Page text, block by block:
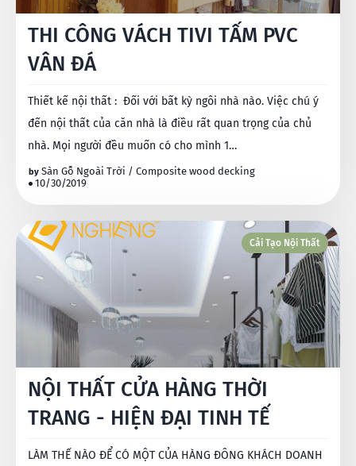
THI CÔNG VÁCH TIVI TẤM PVC
VÂN ĐÁ
Thiết kế nội thất : Đối với bất kỳ ngôi nhà nào. Việc chú ý
đến nội thất của căn nhà là điều rất quan trọng của chủ
nhà. Mọi người đều muốn có cho mình 1…
Sàn Gỗ Ngoài Trời / Composite wood decking
10/30/2019
Cải Tạo Nội Thất
NỘI THẤT CỬA HÀNG THỜI
TRANG - HIỆN ĐẠI TINH TẾ
LÀM THẾ NÀO ĐỂ CÓ MỘT CỦA HÀNG ĐÔNG KHÁCH DOANH